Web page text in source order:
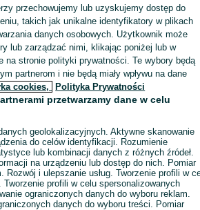
konto na OLX, aby skontaktować się z
SMS Wyślij wiadomość
przechowujemy lub uzyskujemy dostęp do
takich jak unikalne identyfikatory w plikach
danych osobowych. Użytkownik może
lub zarządzać nimi, klikając poniżej lub w
na stronie polityki prywatności. Te wybory będą
partnerom i nie będą miały wpływu na dane
cookies, Polityka Prywatności
przetwarzamy dane w celu
geolokalizacyjnych. Aktywne skanowanie
do celów identyfikacji. Rozumienie
lub kombinacji danych z różnych źródeł.
na urządzeniu lub dostęp do nich. Pomiar
Rozwój i ulepszanie usług. Tworzenie profili w
profili w celu spersonalizowanych
ograniczonych danych do wyboru reklam.
danych do wyboru treści. Pomiar